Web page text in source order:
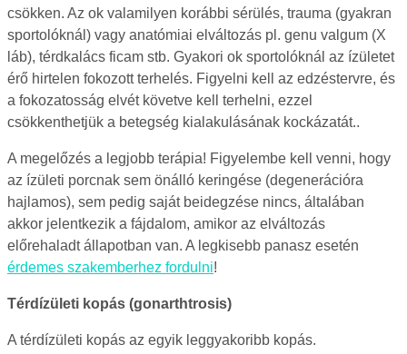
csökken. Az ok valamilyen korábbi sérülés, trauma (gyakran
sportolóknál) vagy anatómiai elváltozás pl. genu valgum (X
láb), térdkalács ficam stb. Gyakori ok sportolóknál az ízületet
érő hirtelen fokozott terhelés. Figyelni kell az edzéstervre, és
a fokozatosság elvét követve kell terhelni, ezzel
csökkenthetjük a betegség kialakulásának kockázatát..
A megelőzés a legjobb terápia! Figyelembe kell venni, hogy
az ízületi porcnak sem önálló keringése (degenerációra
hajlamos), sem pedig saját beidegzése nincs, általában
akkor jelentkezik a fájdalom, amikor az elváltozás
előrehaladt állapotban van. A legkisebb panasz esetén
érdemes szakemberhez fordulni!
Térdízületi kopás (gonarthtrosis)
A térdízületi kopás az egyik leggyakoribb kopás.